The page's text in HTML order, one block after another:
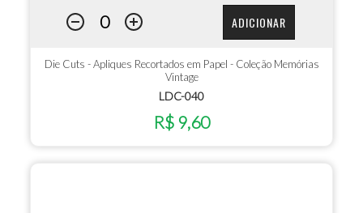
ADICIONAR
Die Cuts - Apliques Recortados em Papel - Coleção Memórias
Vintage
LDC-040
R$ 9,60